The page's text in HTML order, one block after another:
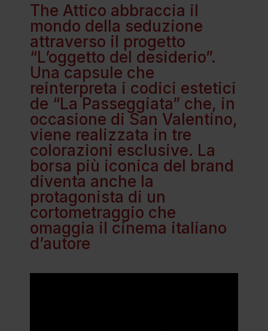
The Attico abbraccia il
mondo della seduzione
attraverso il progetto
“L’oggetto del desiderio”.
Una capsule che
reinterpreta i codici estetici
de “La Passeggiata” che, in
occasione di San Valentino,
viene realizzata in tre
colorazioni esclusive. La
borsa più iconica del brand
diventa anche la
protagonista di un
cortometraggio che
omaggia il cinema italiano
d’autore